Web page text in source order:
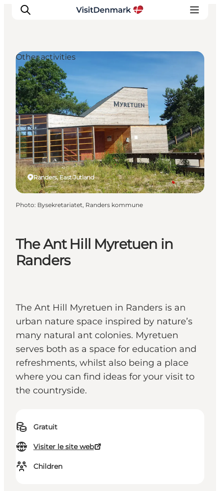
Inspirations
Destinations
Quoi faire
Hébergements
Planifiez votre voyage
The Ant Hill Myretuen in
Randers
The Ant Hill Myretuen in Randers is an
urban nature space inspired by nature’s
many natural ant colonies. Myretuen
serves both as a space for education and
refreshments, whilst also being a place
where you can find ideas for your visit to
the countryside.
Gratuit
Visiter le site web
Children
Randers, East Jutland
Other activities
Photo: Bysekretariatet, Randers kommune